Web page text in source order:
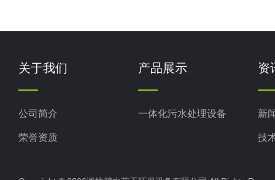
关于我们
公司简介
荣誉资质
产品展示
一体化污水处理设备
资
新
技